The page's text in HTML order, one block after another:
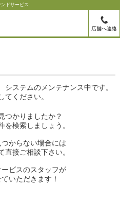
ドサービス
店舗へ連絡
ステムのメンテナンス中です。
てください。
つかりましたか？
を検索しましょう。
からない場合には
直接ご相談下さい。
ビスのスタッフが
いただきます！